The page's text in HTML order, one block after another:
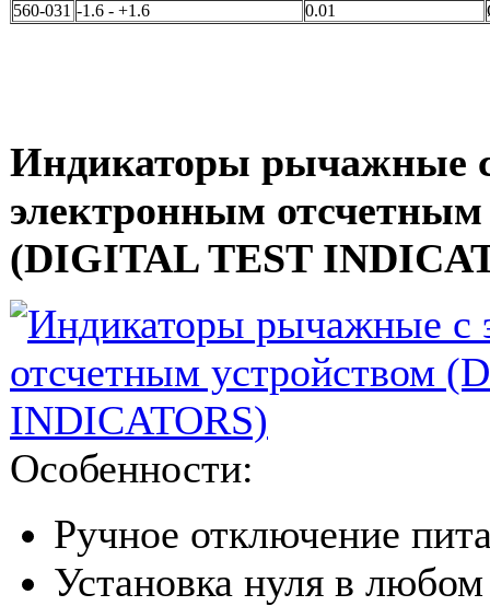
560-031 -1.6 - +1.6 0.01
Индикаторы рычажные
электронным отсчетным
(DIGITAL TEST
Особенности:
Pучное отключение
Установка нуля в